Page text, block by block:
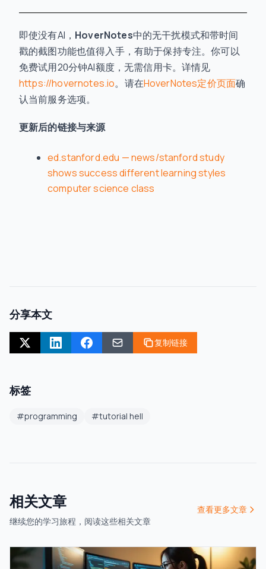
即使没有AI， HoverNotes中的无干扰模式和带时间
戳的截图功能也值得入手，有助于保持专注。你可以
免费试用20分钟AI额度，无需信用卡。详情见
https://hovernotes.io。请在HoverNotes定价页面确
认当前服务选项。
更新后的链接与来源
ed.stanford.edu — news/stanford study
shows success different learning styles
computer science class
分享本文
复制链接
标签
#programming #tutorial hell
相关文章
继续您的学习旅程，阅读这些相关文章
查看更多文章